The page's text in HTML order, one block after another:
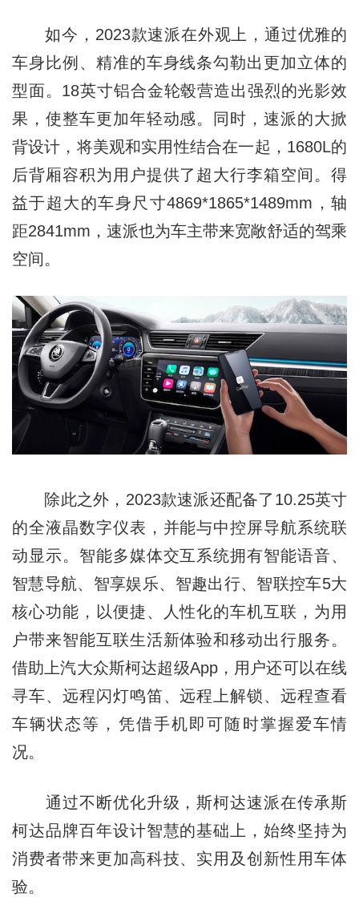
如今，2023款速派在外观上，通过优雅的
车身比例、精准的车身线条勾勒出更加立体的
型面。18英寸铝合金轮毂营造出强烈的光影效
果，使整车更加年轻动感。同时，速派的大掀
背设计，将美观和实用性结合在一起，1680L的
后背厢容积为用户提供了超大行李箱空间。得
益于超大的车身尺寸4869*1865*1489mm，轴
距2841mm，速派也为车主带来宽敞舒适的驾乘
空间。
除此之外，2023款速派还配备了10.25英寸
的全液晶数字仪表，并能与中控屏导航系统联
动显示。智能多媒体交互系统拥有智能语音、
智慧导航、智享娱乐、智趣出行、智联控车5大
核心功能，以便捷、人性化的车机互联，为用
户带来智能互联生活新体验和移动出行服务。
借助上汽大众斯柯达超级App，用户还可以在线
寻车、远程闪灯鸣笛、远程上解锁、远程查看
车辆状态等，凭借手机即可随时掌握爱车情
况。
通过不断优化升级，斯柯达速派在传承斯
柯达品牌百年设计智慧的基础上，始终坚持为
消费者带来更加高科技、实用及创新性用车体
验。